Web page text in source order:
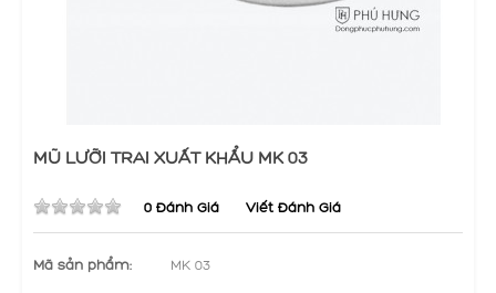
MŨ LƯỠI TRAI XUẤT KHẨU MK 03
0 Đánh Giá Viết Đánh Giá
Mã sản phẩm: MK 03